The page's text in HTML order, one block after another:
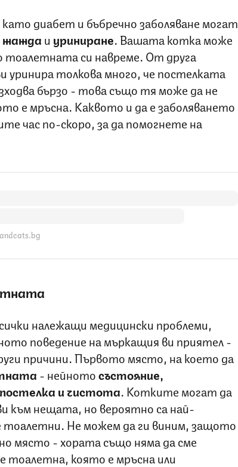
диабет и бъбречно заболяване могат
жажда и уриниране. Вашата котка може
тоалетната си навреме. От друга
уринира толкова много, че постелката
бързо - това също тя може да не
е мръсна. Каквото и да е заболяването
час по-скоро, за да помогнете на
належащи медицински проблеми,
поведение на мъркащия ви приятел -
причини. Първото място, на което да
- нейнотосъстояние,
и чистота. Котките могат да
към нещата, но вероятно са най-
тоалетни. Не можем да ги виним, защото
място - хората също няма да сме
тоалетна, която е мръсна или